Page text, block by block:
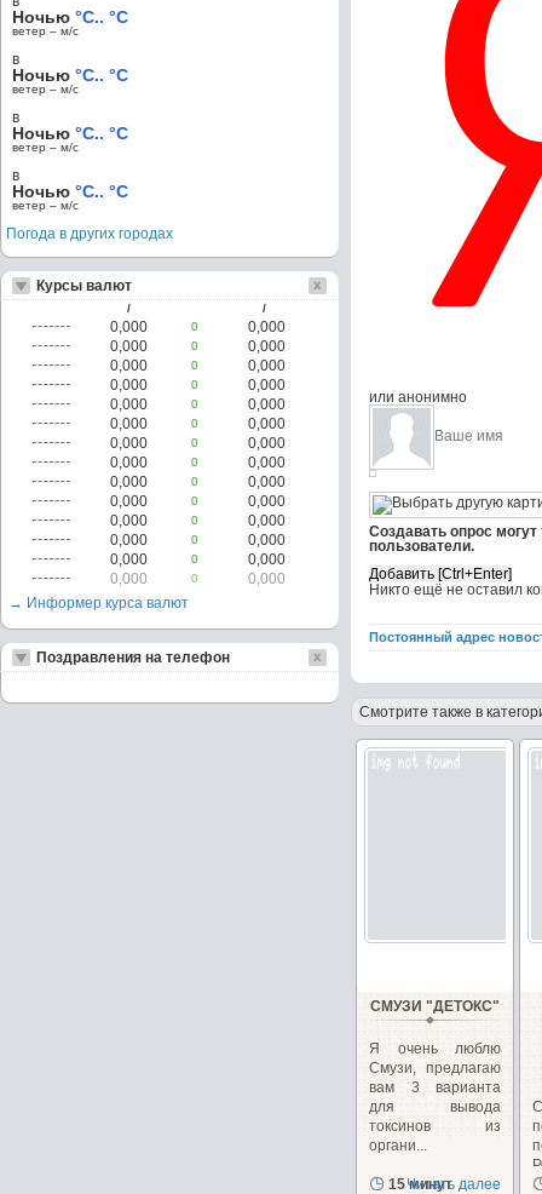
или анонимно
Создавать опрос
пользователи.
Никто ещё не оставил
Постоянный адрес
Смотрите также в
СМУЗИ "ДЕТОКС"
Я очень люблю
Смузи, предлагаю
вам 3 варианта
для вывода
токсинов из
органи...
15 минут
Читать далее
Ночью °C.. °C
ветер – м/c
в
Ночью °C.. °C
ветер – м/c
в
Ночью °C.. °C
ветер – м/c
в
Ночью °C.. °C
ветер – м/c
Погода в других городах
Курсы валют
/ /
0,000 0
0,000
0,000
0
0,000
0,000
0
0,000
0,000
0
0,000
0,000
0
0,000
0,000
0
0,000
0,000
0
0,000
0,000
0
0,000
0,000
0
0,000
0,000
0
0,000
0,000
0
0,000
0,000
0
0,000
0,000
0
0,000
0,000
0
0,000
→ Информер курса валют
Поздравления на телефон